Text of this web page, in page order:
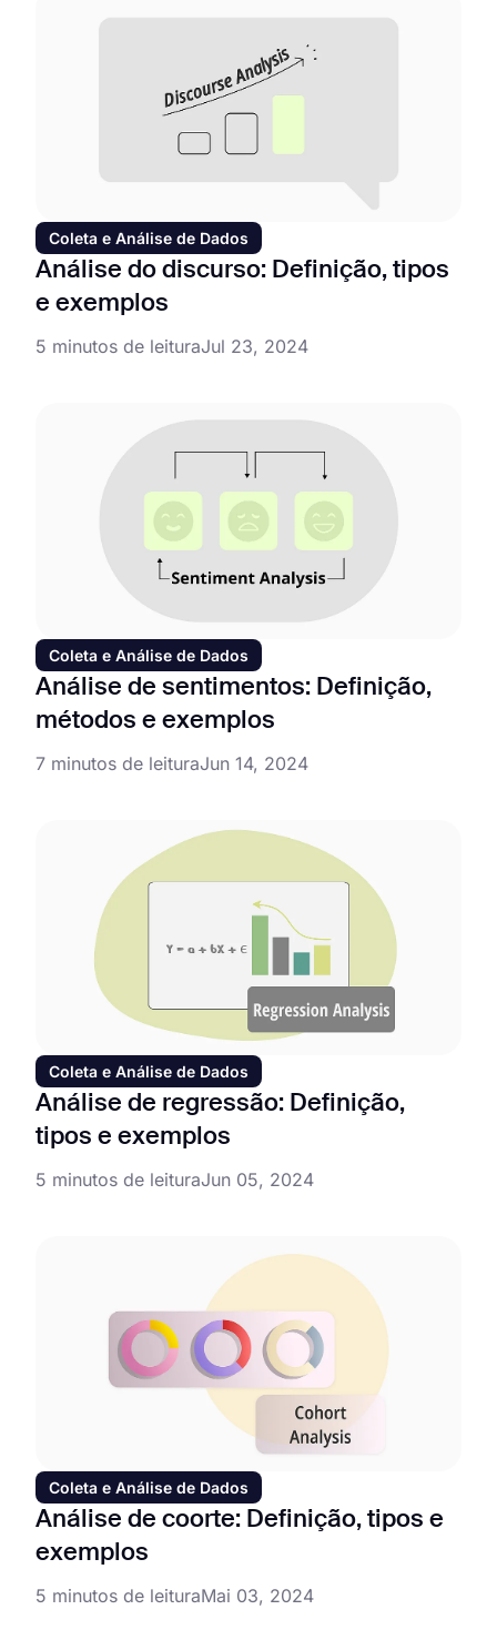
Coleta e Análise de Dados
Análise do discurso: Definição, tipos
e exemplos
5 minutos de leituraJul 23, 2024
Coleta e Análise de Dados
Análise de sentimentos: Definição,
métodos e exemplos
7 minutos de leituraJun 14, 2024
Coleta e Análise de Dados
Análise de regressão: Definição,
tipos e exemplos
5 minutos de leituraJun 05, 2024
Coleta e Análise de Dados
Análise de coorte: Definição, tipos e
exemplos
5 minutos de leituraMai 03, 2024